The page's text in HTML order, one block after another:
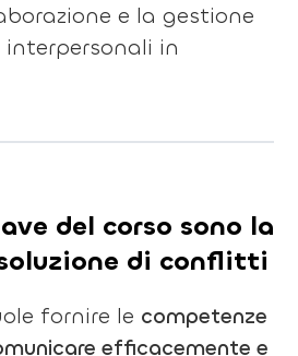
e la gestione
in
del corso sono la
di conflitti
fornire le competenze
efficacemente e